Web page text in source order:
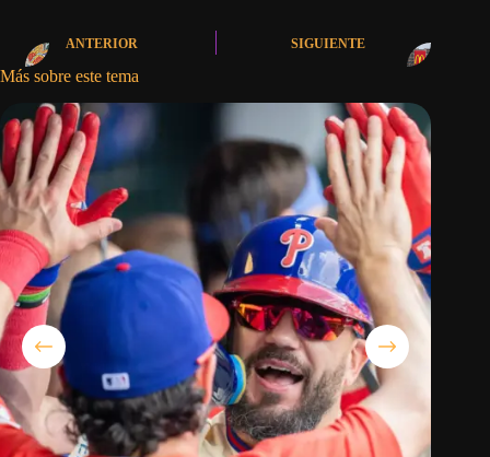
ANTERIOR SIGUIENTE
Más sobre este tema